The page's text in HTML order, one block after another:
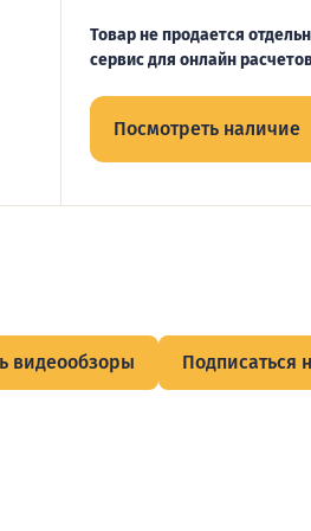
Товар не продается
сервис для онлайн
Посмотреть наличие
видеообзоры Подписаться